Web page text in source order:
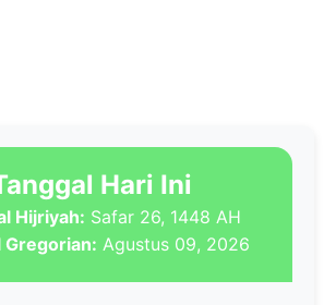
Hari Ini
Hijriyah: Safar 26, 1448 AH
Gregorian: Agustus 09, 2026